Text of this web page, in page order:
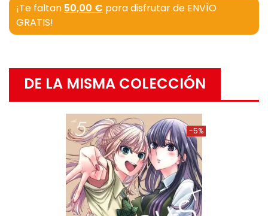
¡Te faltan 50,00 € para disfrutar de ENVÍO
GRATIS!
DE LA MISMA COLECCIÓN
-5%